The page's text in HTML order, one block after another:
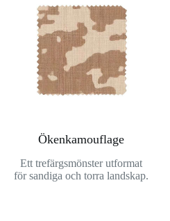
Ökenkamouflage
Ett trefärgsmönster utformat
för sandiga och torra landskap.